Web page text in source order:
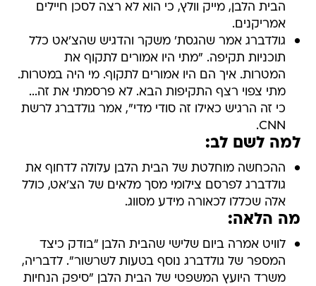
הבית הלבן, מייק וולץ, כי הוא לא רצה לסכן חיילים
אמריקנים.
גולדברג אמר שהגסת' משקר והדגיש שהצ'אט כלל
תוכניות תקיפה. "מתי היו אמורים לתקוף את
המטרות. איך הם היו אמורים לתקוף. מי היה במטרות.
מתי צפוי רצף התקיפות הבא. לא פרסמתי את זה...
כי זה הרגיש כאילו זה סודי מדי", אמר גולדברג לרשת
CNN.
למה לשם לב:
ההכחשה מוחלטת של הבית הלבן עלולה לדחוף את
גולדברג לפרסם צילומי מסך מלאים של הצ'אט, כולל
אלה שכללו לכאורה מידע מסווג.
מה הלאה:
לוויט אמרה ביום שלישי שהבית הלבן "בודק כיצד
המספר של גולדברג נוסף בטעות לשרשור". לדבריה,
משרד היועץ המשפטי של הבית הלבן "סיפק הנחיות